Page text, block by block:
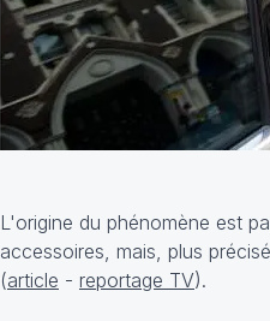
L'origine du phénomène est
accessoires, mais, plus
(article - reportage TV).